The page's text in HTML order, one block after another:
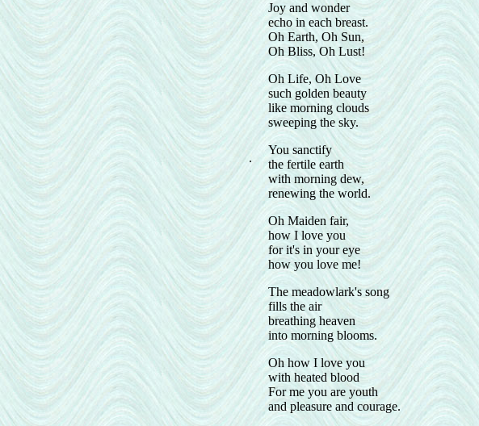
.
Joy and wonder
echo in each breast.
Oh Earth, Oh Sun,
Oh Bliss, Oh Lust!
Oh Life, Oh Love
such golden beauty
like morning clouds
sweeping the sky.
You sanctify
the fertile earth
with morning dew,
renewing the world.
Oh Maiden fair,
how I love you
for it's in your eye
how you love me!
The meadowlark's song
fills the air
breathing heaven
into morning blooms.
Oh how I love you
with heated blood
For me you are youth
and pleasure and courage.